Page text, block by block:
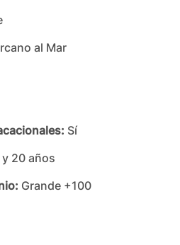
al Mar
Sí
20 años
Grande +100